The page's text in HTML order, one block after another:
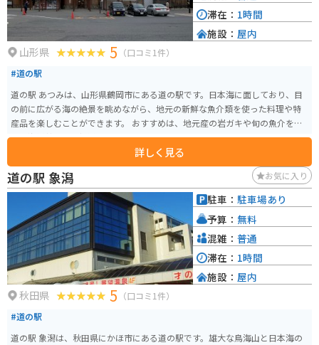
山形県 5 （口コミ1件）
#道の駅
道の駅 あつみは、山形県鶴岡市にある道の駅です。日本海に面しており、目
の前に広がる海の絶景を眺めながら、地元の新鮮な魚介類を使った料理や特
産品を楽しむことができます。 おすすめは、地元産の岩ガキや旬の魚介を使
った海鮮丼です。新鮮で濃厚な味わいは、ここでしか味わえません。また、
お土産には、地元で水揚げされた魚介の干物や加工品、庄内地方の伝統野菜
である「だだちゃ豆」を使ったお菓子などが人気です。 バイクで訪れる際に
は、日本海沿いの国道7号線を走るのがおすすめです。風を感じながら、海岸
線の美しい景色を楽しむことができます。道の駅には、広い駐車場と休憩ス
ペースが完備されているので、ツーリングの休憩場所としても最適です。
詳しく見る
滞在： 1時間
施設： 屋内
道の駅 象潟 お気に入り
秋田県 5 （口コミ1件）
#道の駅
道の駅 象潟は、秋田県にかほ市にある道の駅です。雄大な鳥海山と日本海の
駐車： 駐車場あり
予算： 無料
混雑： 普通
滞在： 1時間
施設： 屋内